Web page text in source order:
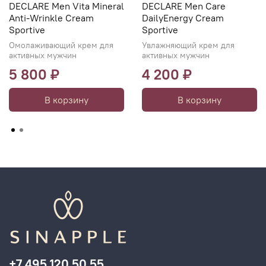
DECLARE Men Vita Mineral
Anti-Wrinkle Cream
Sportive
Омолаживающий крем для
активных мужчин
5 800 ₽
В корзину
DECLARE Men Care
DailyEnergy Cream
Sportive
Увлажняющий крем для
активных мужчин
4 200 ₽
В корзину